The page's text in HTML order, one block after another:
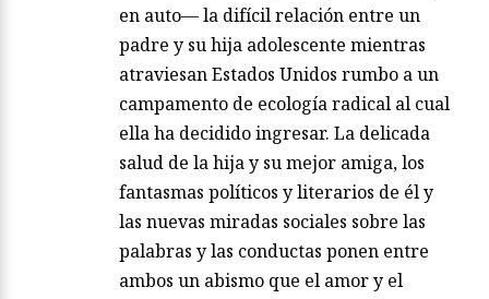
en auto— la difícil relación entre un
padre y su hija adolescente mientras
atraviesan Estados Unidos rumbo a un
campamento de ecología radical al cual
ella ha decidido ingresar. La delicada
salud de la hija y su mejor amiga, los
fantasmas políticos y literarios de él y
las nuevas miradas sociales sobre las
palabras y las conductas ponen entre
ambos un abismo que el amor y el